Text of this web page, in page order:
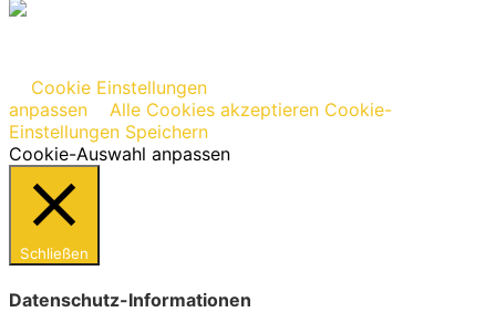
Cookie Einstellungen
anpassen
Alle Cookies akzeptieren Cookie-
Einstellungen Speichern
Cookie-Auswahl anpassen
Schließen
Datenschutz-Informationen